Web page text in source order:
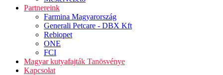
Partnereink
Farmina Magyarország
Generali Petcare - DBX Kft
Rebiopet
ONE
FCI
Magyar kutyafajták Tanösvénye
Kapcsolat